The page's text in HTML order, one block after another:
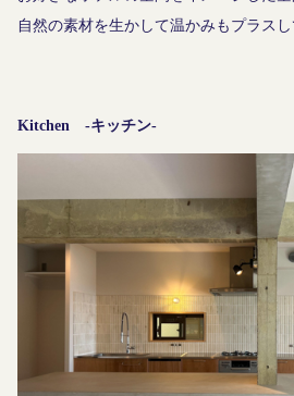
自然の素材を生かして温かみもプラスし
Kitchen -キッチン-